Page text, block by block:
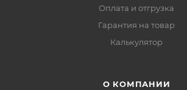
Оплата и отгрузка
Гарантия на товар
Калькулятор
О КОМПАНИИ